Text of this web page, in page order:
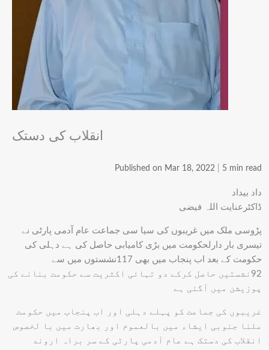
انقلاب کی دستک
Published on Mar 18, 2022 5 min read
داد بیداد
ڈاکٹرعنایت اللہ فیضی
پڑوسی ملک میں غریبوں کی سیا سی جماعت عام آدمی پارٹی نے
تیسری بار دارلحکومت میں بڑی کامیابی حاصل کی ہے دہلی کی
حکومت کے بعد اب پنجاب میں بھی 117نشستوں میں سے
92نشستیں حاصل کرکے دو تہائی اکثریت سے حکومت بنانے کی
پوزیشن میں آگئی ہے
غریبوں کی جماعت کو پہلے دہلی اور اب پنجاب میں حکومت
ملنا جنوبی ایشاء میں بالعموم اور بھارت میں با لخصوص
انقلاب کی دستک ہے عام آدمی پارٹی کے سر براہ اروند